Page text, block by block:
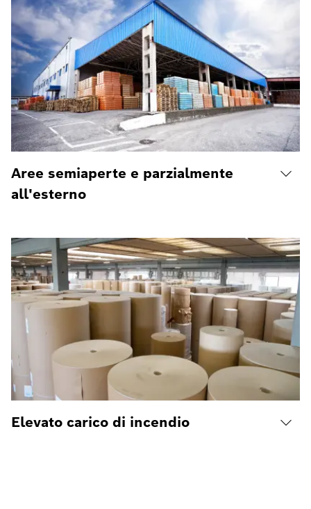
Aree semiaperte e parzialmente
all'esterno
Elevato carico di incendio